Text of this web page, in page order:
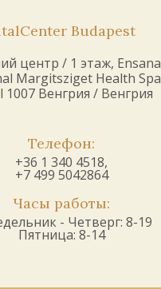
Budapest
центр / 1 этаж, Ensana
Margitsziget Health Spa
1007 Венгрия / Венгрия
Телефон:
+36 1 340 4518,
+7 499 5042864
Часы работы:
- Четверг: 8-19
Пятница: 8-14